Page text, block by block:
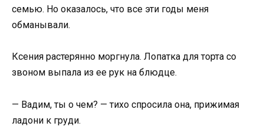
семью. Но оказалось, что все эти годы меня
обманывали.
Ксения растерянно моргнула. Лопатка для торта со
звоном выпала из ее рук на блюдце.
— Вадим, ты о чем? — тихо спросила она, прижимая
ладони к груди.